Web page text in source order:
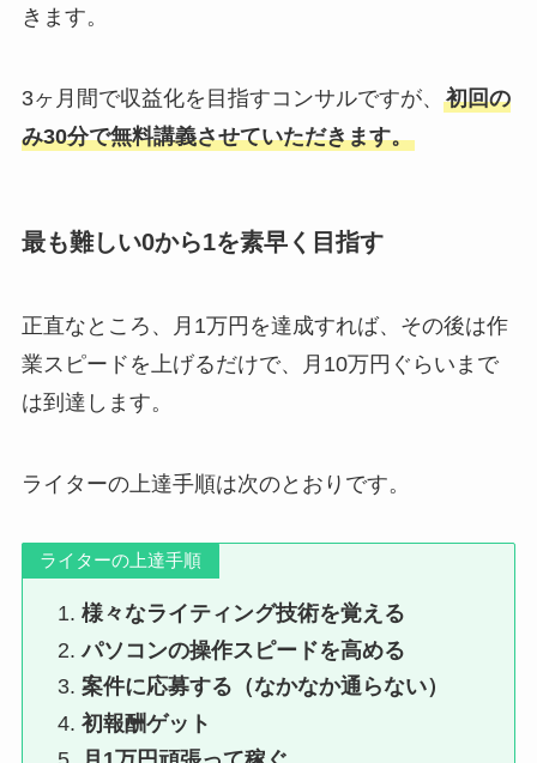
きます。
3ヶ月間で収益化を目指すコンサルですが、 初回の
み30分で無料講義させていただきます。
最も難しい0から1を素早く目指す
正直なところ、月1万円を達成すれば、その後は作
業スピードを上げるだけで、月10万円ぐらいまで
は到達します。
ライターの上達手順は次のとおりです。
ライターの上達手順
様々なライティング技術を覚える
パソコンの操作スピードを高める
案件に応募する（なかなか通らない）
初報酬ゲット